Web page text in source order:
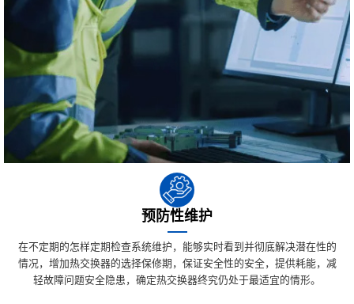
预防性维护
在不定期的怎样定期检查系统维护，能够实时看到并彻底解决潜在性的
情况，增加热交换器的选择保修期，保证安全性的安全，提供耗能，减
轻故障问题安全隐患，确定热交换器终究仍处于最适宜的情形。